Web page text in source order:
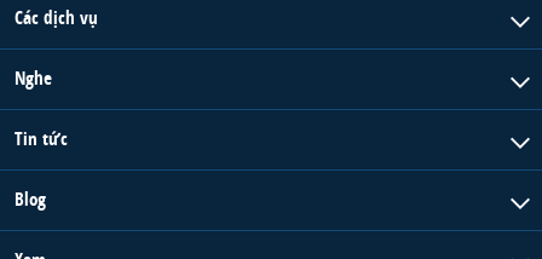
Các dịch vụ
Nghe
Tin tức
Blog